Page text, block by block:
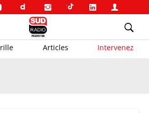
Articles Intervenez